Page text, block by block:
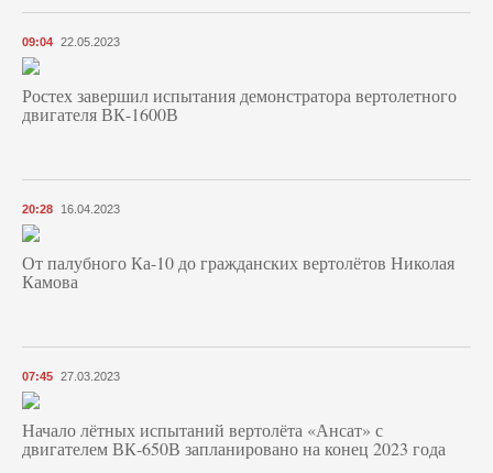
09:04 22.05.2023
Ростех завершил испытания демонстратора вертолетного
двигателя ВК-1600В
20:28 16.04.2023
От палубного Ка-10 до гражданских вертолётов Николая
Камова
07:45 27.03.2023
Начало лётных испытаний вертолёта «Ансат» с
двигателем ВК-650В запланировано на конец 2023 года